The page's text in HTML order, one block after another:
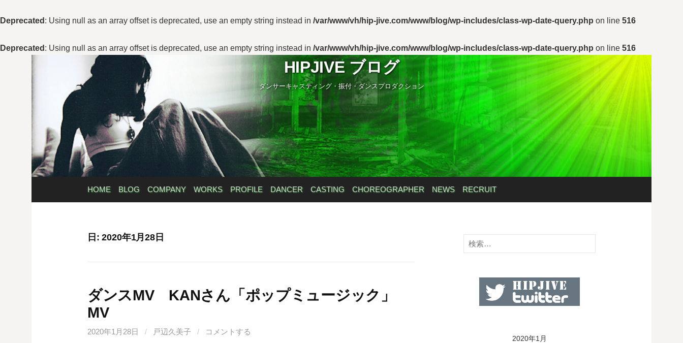
Deprecated : Using null as an array offset is deprecated, use an empty string instead in /var/www/vh/hip-jive.com/www/blog/wp-includes/class-wp-date-query.php on line 516
Deprecated : Using null as an array offset is deprecated, use an empty string instead in /var/www/vh/hip-jive.com/www/blog/wp-includes/class-wp-date-query.php on line 516
テ
ン
ツ
キ
ッ
HIPJIVE ブログ
ダンサーキャスティング・振付・ダンスプロダクション
HOME BLOG COMPANY WORKS PROFILE DANCER CASTING CHOREOGRAPHER NEWS RECRUIT
索:
日:2020年1月28日
ダンスMV KANさん「ポップミュージック」
MV
2020年1月28日 / 戸辺久美子 / コメントする
検
索:
2020年1月